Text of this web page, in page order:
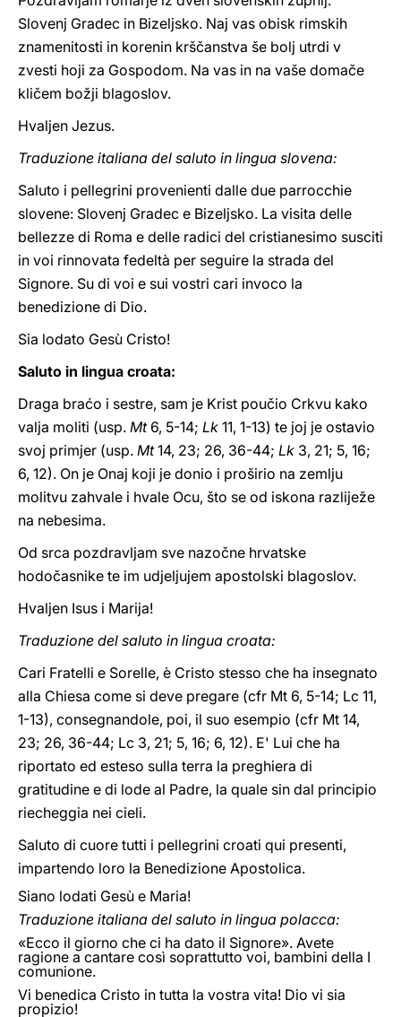
Slovenj Gradec in Bizeljsko. Naj vas obisk rimskih
znamenitosti in korenin krščanstva še bolj utrdi v
zvesti hoji za Gospodom. Na vas in na vaše domače
kličem božji blagoslov.
Hvaljen Jezus.
Traduzione italiana del saluto in lingua slovena:
Saluto i pellegrini provenienti dalle due parrocchie
slovene: Slovenj Gradec e Bizeljsko. La visita delle
bellezze di Roma e delle radici del cristianesimo susciti
in voi rinnovata fedeltà per seguire la strada del
Signore. Su di voi e sui vostri cari invoco la
benedizione di Dio.
Sia lodato Gesù Cristo!
Saluto in lingua croata:
Draga braćo i sestre, sam je Krist poučio Crkvu kako
valja moliti (usp. Mt6, 5-14; Lk 11, 1-13) te joj je ostavio
svoj primjer (usp. Mt14, 23; 26, 36-44; Lk 3, 21; 5, 16;
6, 12). On je Onaj koji je donio i proširio na zemlju
molitvu zahvale i hvale Ocu, što se od iskona razliježe
na nebesima.
Od srca pozdravljam sve nazočne hrvatske
hodočasnike te im udjeljujem apostolski blagoslov.
Hvaljen Isus i Marija!
Traduzione del saluto in lingua croata:
Cari Fratelli e Sorelle, è Cristo stesso che ha insegnato
alla Chiesa come si deve pregare (cfr Mt 6, 5-14; Lc 11,
1-13), consegnandole, poi, il suo esempio (cfr Mt 14,
23; 26, 36-44; Lc 3, 21; 5, 16; 6, 12). E' Lui che ha
riportato ed esteso sulla terra la preghiera di
gratitudine e di lode al Padre, la quale sin dal principio
riecheggia nei cieli.
Saluto di cuore tutti i pellegrini croati qui presenti,
impartendo loro la Benedizione Apostolica.
Siano lodati Gesù e Maria!
Traduzione italiana del saluto in lingua polacca:
«Ecco il giorno che ci ha dato il Signore». Avete
ragione a cantare così soprattutto voi, bambini della I
comunione.
Vi benedica Cristo in tutta la vostra vita! Dio vi sia
propizio!